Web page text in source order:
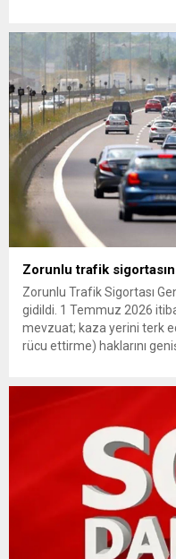
çıkarma cezası
(YDK) sevk edilen ve
Zorunlu trafik
Zorunlu Trafik Sigortası
gidildi. 1 Temmuz 2026
mevzuat; kaza yerini terk
rücu ettirme) haklarını
getiriyor. Hazine